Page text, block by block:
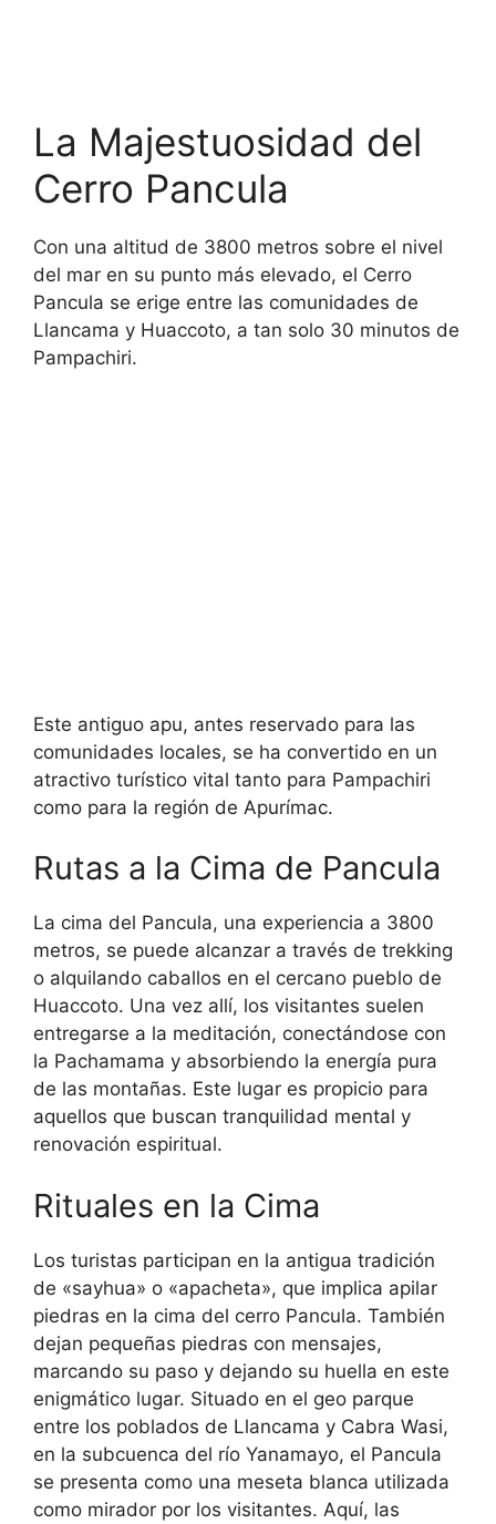
La Majestuosidad del
Cerro Pancula
Con una altitud de 3800 metros sobre el nivel
del mar en su punto más elevado, el Cerro
Pancula se erige entre las comunidades de
Llancama y Huaccoto, a tan solo 30 minutos de
Pampachiri.
Este antiguo apu, antes reservado para las
comunidades locales, se ha convertido en un
atractivo turístico vital tanto para Pampachiri
como para la región de Apurímac.
Rutas a la Cima de Pancula
La cima del Pancula, una experiencia a 3800
metros, se puede alcanzar a través de trekking
o alquilando caballos en el cercano pueblo de
Huaccoto. Una vez allí, los visitantes suelen
entregarse a la meditación, conectándose con
la Pachamama y absorbiendo la energía pura
de las montañas. Este lugar es propicio para
aquellos que buscan tranquilidad mental y
renovación espiritual.
Rituales en la Cima
Los turistas participan en la antigua tradición
de «sayhua» o «apacheta», que implica apilar
piedras en la cima del cerro Pancula. También
dejan pequeñas piedras con mensajes,
marcando su paso y dejando su huella en este
enigmático lugar. Situado en el geo parque
entre los poblados de Llancama y Cabra Wasi,
en la subcuenca del río Yanamayo, el Pancula
se presenta como una meseta blanca utilizada
como mirador por los visitantes. Aquí, las